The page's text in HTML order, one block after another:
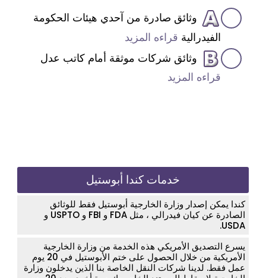
وثائق صادرة من آحدي هيئات الحكومة
الفيدرالية قراءه المزيد
وثائق شركات موثقة أمام كاتب عدل
قراءه المزيد
خدمات كندا أبوستيل
كندا يمكن إصدار وزارة الخارجية أبوستيل فقط للوثائق
الصادرة عن كيان فيدرالي ، مثل FDA و FBI و USPTO و
USDA.
يسرع التصديق الأمريكي هذه الخدمة من وزارة الخارجية
الأمريكية من خلال الحصول على ختم الأبوستيل في 20 يوم
عمل فقط. لدينا شركات النقل الخاصة بنا الذين يدخلون وزارة